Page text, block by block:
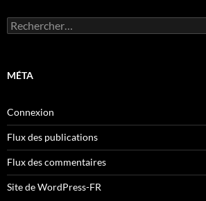
Rechercher :
MÉTA
Connexion
Flux des publications
Flux des commentaires
Site de WordPress-FR